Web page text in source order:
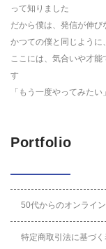
って知りました
だから僕は、発信が伸
かつての僕と同じよう
ここには、気合いや才能
す
「もう一度やってみた
Portfolio
50代からのオンライ
特定商取引法に基づ